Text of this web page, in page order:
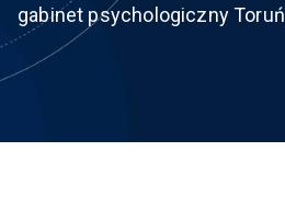
gabinet psychologiczny Toruń